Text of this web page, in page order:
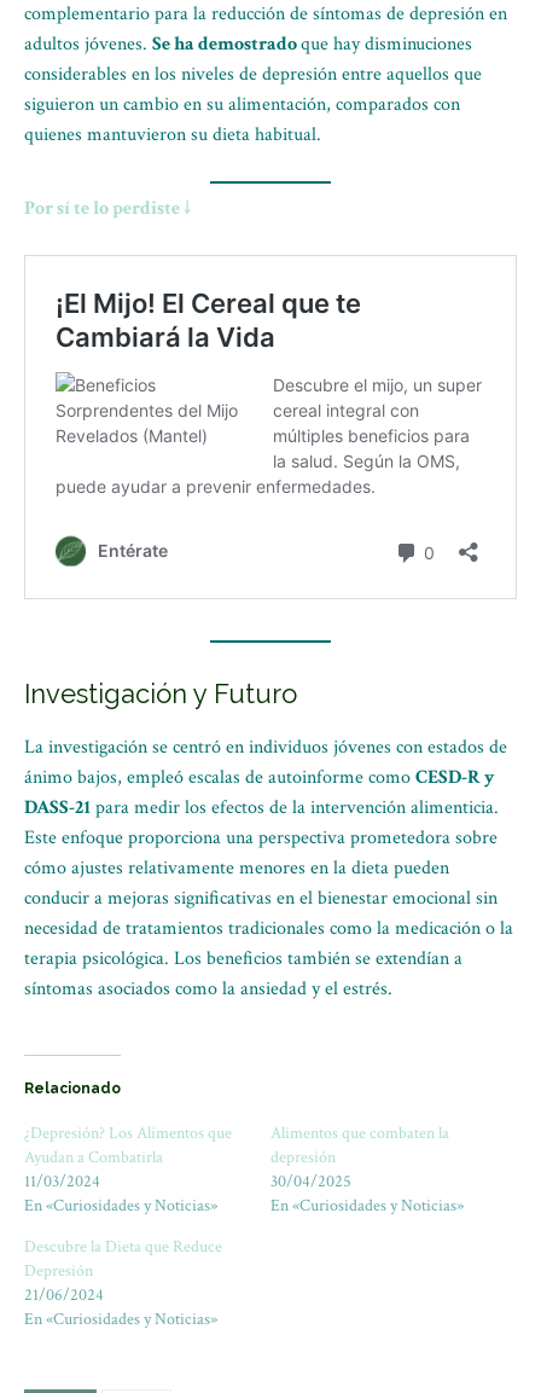
complementario para la reducción de síntomas de depresión en
adultos jóvenes. Se ha demostradoque hay disminuciones
considerables en los niveles de depresión entre aquellos que
siguieron un cambio en su alimentación, comparados con
quienes mantuvieron su dieta habitual.
Por sí te lo perdiste ↓
Investigación y Futuro
La investigación se centró en individuos jóvenes con estados de
ánimo bajos, empleó escalas de autoinforme comoCESD-R y
DASS-21para medir los efectos de la intervención alimenticia.
Este enfoque proporciona una perspectiva prometedora sobre
cómo ajustes relativamente menores en la dieta pueden
conducir a mejoras significativas en el bienestar emocional sin
necesidad de tratamientos tradicionales como la medicación o la
terapia psicológica. Los beneficios también se extendían a
síntomas asociados como la ansiedad y el estrés.
Relacionado
¿Depresión? Los Alimentos que
Ayudan a Combatirla
11/03/2024
En «Curiosidades y Noticias»
Alimentos que combaten la
depresión
30/04/2025
En «Curiosidades y Noticias»
Descubre la Dieta que Reduce
Depresión
21/06/2024
En «Curiosidades y Noticias»